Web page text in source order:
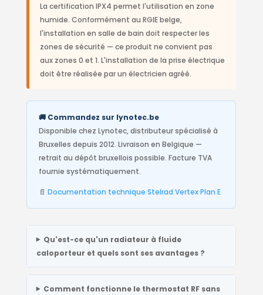
La certification IPX4 permet l'utilisation en zone
humide. Conformément au RGIE belge,
l'installation en salle de bain doit respecter les
zones de sécurité — ce produit ne convient pas
aux zones 0 et 1. L'installation de la prise électrique
doit être réalisée par un électricien agréé.
🚚 Commandez sur lynotec.be
Disponible chez Lynotec, distributeur spécialisé à
Bruxelles depuis 2012. Livraison en Belgique —
retrait au dépôt bruxellois possible. Facture TVA
fournie systématiquement.
📄 Documentation technique Stelrad Vertex Plan E
Qu'est-ce qu'un radiateur à fluide
caloporteur et quels sont ses avantages ?
Comment fonctionne le thermostat RF sans